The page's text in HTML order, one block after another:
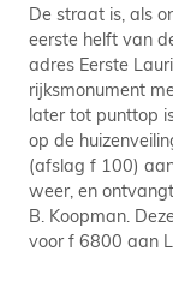
De straat is, als
eerste helft van
adres Eerste
rijksmonument
later tot punttop
op de
(afslag f 100)
weer, en
B. Koopman.
voor f 6800 aan